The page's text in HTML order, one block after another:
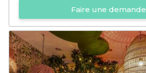
Faire une demande